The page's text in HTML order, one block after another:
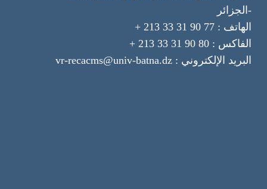
-الجزائر
الهاتف : 77 90 31 33 213 +
الفاكس : 80 90 31 33 213 +
البريد الإلكتروني : vr-recacms@univ-batna.dz